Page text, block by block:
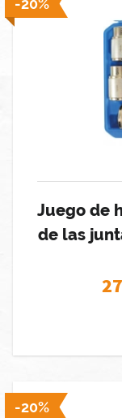
-20%
Juego de
de las
-20%